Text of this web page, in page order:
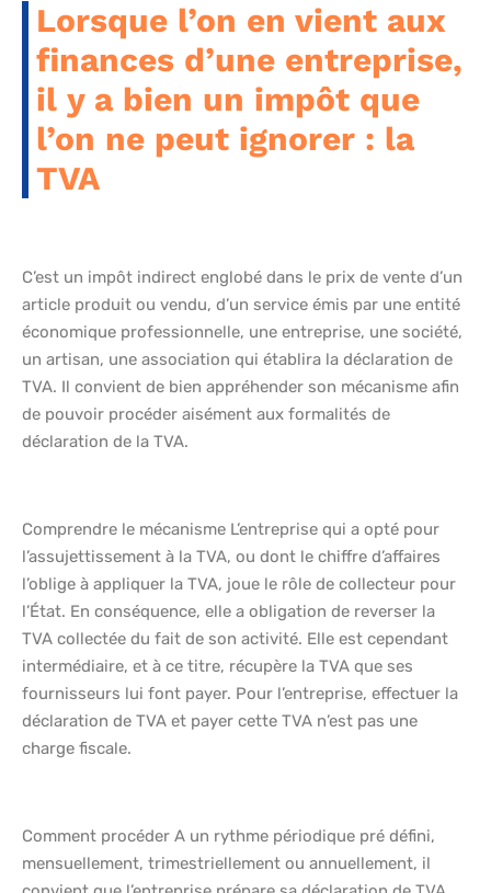
Lorsque l’on en vient aux
finances d’une entreprise,
il y a bien un impôt que
l’on ne peut ignorer : la
TVA
C’est un impôt indirect englobé dans le prix de vente d’un
article produit ou vendu, d’un service émis par une entité
économique professionnelle, une entreprise, une société,
un artisan, une association qui établira la déclaration de
TVA. Il convient de bien appréhender son mécanisme afin
de pouvoir procéder aisément aux formalités de
déclaration de la TVA.
Comprendre le mécanisme L’entreprise qui a opté pour
l’assujettissement à la TVA, ou dont le chiffre d’affaires
l’oblige à appliquer la TVA, joue le rôle de collecteur pour
l’État. En conséquence, elle a obligation de reverser la
TVA collectée du fait de son activité. Elle est cependant
intermédiaire, et à ce titre, récupère la TVA que ses
fournisseurs lui font payer. Pour l’entreprise, effectuer la
déclaration de TVA et payer cette TVA n’est pas une
charge fiscale.
Comment procéder A un rythme périodique pré défini,
mensuellement, trimestriellement ou annuellement, il